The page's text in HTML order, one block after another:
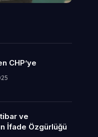
CHP’ye
ve
İfade Özgürlüğü